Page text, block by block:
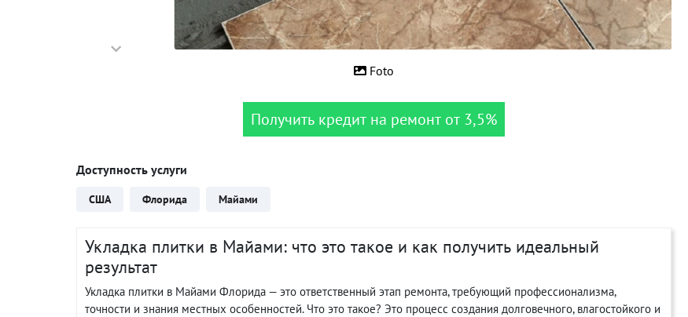
Foto
Получить кредит на ремонт от 3,5%
Доступность услуги
США Флорида Майами
Укладка плитки в Майами: что это такое и как получить идеальный
результат
Укладка плитки в Майами Флорида — это ответственный этап ремонта, требующий профессионализма,
точности и знания местных особенностей. Что это такое? Это процесс создания долговечного, влагостойкого и